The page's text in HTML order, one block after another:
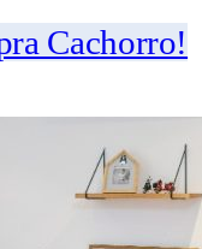
Cachorro!